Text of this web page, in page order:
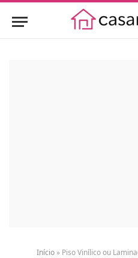
Início » Piso Vinílico ou